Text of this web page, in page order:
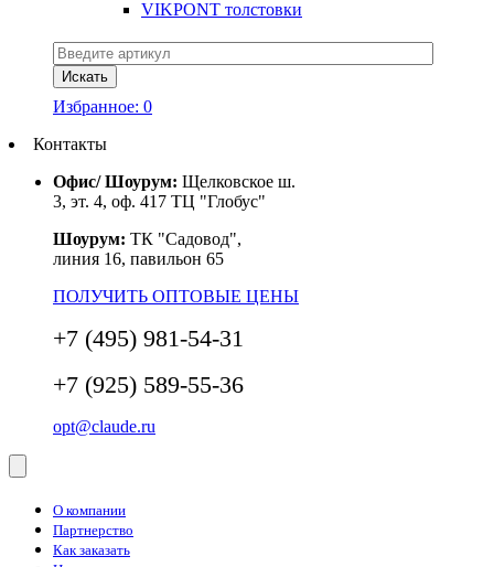
VIKPONT толстовки
Избранное: 0
Контакты
Офис/ Шоурум: Щелковское ш.
3, эт. 4, оф. 417 ТЦ "Глобус"
Шоурум: ТК "Садовод",
линия 16, павильон 65
ПОЛУЧИТЬ ОПТОВЫЕ ЦЕНЫ
+7 (495) 981-54-31
+7 (925) 589-55-36
opt@claude.ru
О компании
Партнерство
Как заказать